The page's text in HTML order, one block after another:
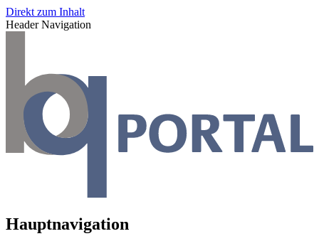
Direkt zum Inhalt
Header Navigation
Hauptnavigation